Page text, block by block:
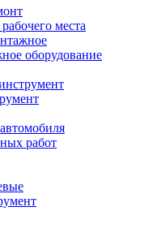
места
оборудование
работ